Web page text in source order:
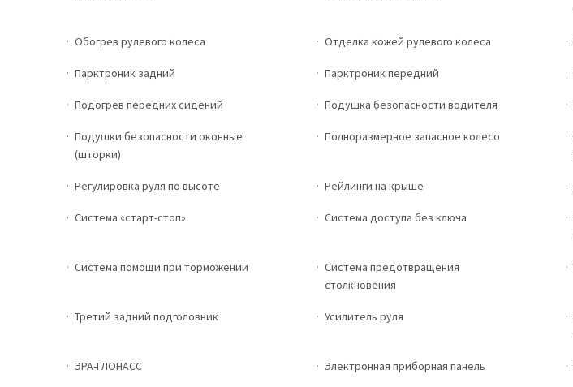
Обогрев рулевого колеса Отделка кожей рулевого колеса
Парктроник задний Парктроник передний
Подогрев передних сидений Подушка безопасности водителя
Подушки безопасности оконные
(шторки)
Полноразмерное запасное колесо
Регулировка руля по высоте Рейлинги на крыше
Система «старт-стоп» Система доступа без ключа
Система помощи при торможении
Система предотвращения
столкновения
Третий задний подголовник Усилитель руля
ЭРА-ГЛОНАСС Электронная приборная панель